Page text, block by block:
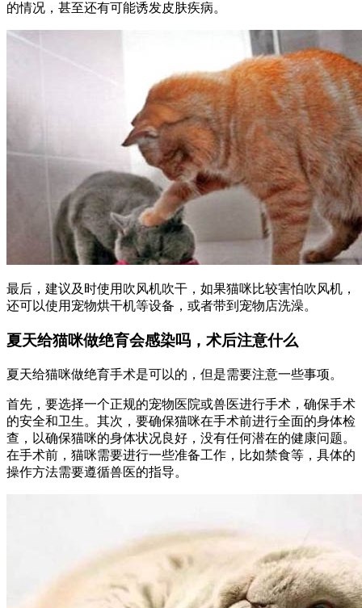
的情况，甚至还有可能诱发皮肤疾病。
最后，建议及时使用吹风机吹干，如果猫咪比较害怕吹风机，
还可以使用宠物烘干机等设备，或者带到宠物店洗澡。
夏天给猫咪做绝育会感染吗，术后注意什么
夏天给猫咪做绝育手术是可以的，但是需要注意一些事项。
首先，要选择一个正规的宠物医院或兽医进行手术，确保手术
的安全和卫生。其次，要确保猫咪在手术前进行全面的身体检
查，以确保猫咪的身体状况良好，没有任何潜在的健康问题。
在手术前，猫咪需要进行一些准备工作，比如禁食等，具体的
操作方法需要遵循兽医的指导。